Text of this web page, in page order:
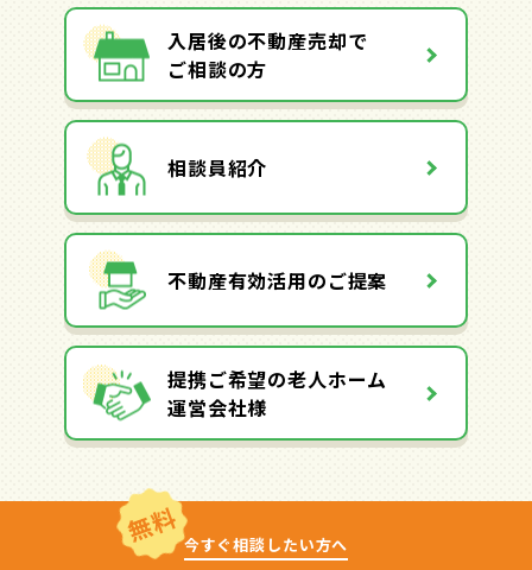
入居後の不動産売却で
ご相談の方
相談員紹介
不動産有効活用のご提案
提携ご希望の老人ホーム
運営会社様
無料 今すぐ相談したい方へ